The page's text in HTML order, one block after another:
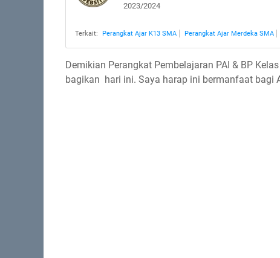
2023/2024
Perangkat Ajar K13 SMA Perangkat Ajar Merdeka SMA
Demikian Perangkat Pembelajaran PAI & BP
bagikan hari ini. Saya harap ini bermanfaat bagi